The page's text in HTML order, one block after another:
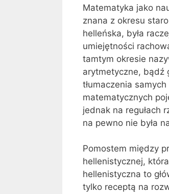
Matematyka jako
znana z okresu
helleńska, była
umiejętności
tamtym okresie
arytmetyczne, bądź
tłumaczenia
matematycznych
jednak na regułach
na pewno nie była
Pomostem między
hellenistycznej,
hellenistyczna to
tylko receptą na